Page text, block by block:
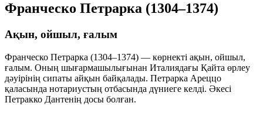
Франческо Петрарка (1304–1374)
Ақын, ойшыл, ғалым
Франческо Петрарка (1304–1374) — көрнекті ақын, ойшыл,
ғалым. Оның шығармашылығынан Италиядағы Қайта өрлеу
дәуірінің сипаты айқын байқалады. Петрарка Ареццо
қаласында нотариустың отбасында дүниеге келді. Әкесі
Петракко Дантенің досы болған.